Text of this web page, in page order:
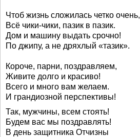
Чтоб жизнь сложилась четко очень,
Всё чики-чики, пазик в пазик.
Дом и машину выдать срочно!
По джипу, а не дряхлый «тазик».
Короче, парни, поздравляем,
Живите долго и красиво!
Всего и много вам желаем.
И грандиозной перспективы!
Так, мужчины, всем стоять!
Будем вас мы поздравлять!
В день защитника Отчизны